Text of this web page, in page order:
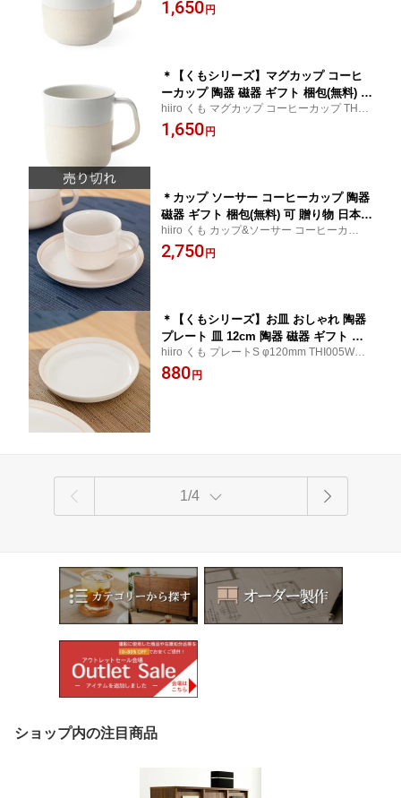
和 食器 hiiro ひいろ くも
ント 誕生日 贈り物 日本製 多治見 和食器
1,650 円
＊【くもシリーズ】マグカップ コーヒ
ーカップ 陶器 磁器 ギフト 梱包(無料) 可
贈り物 日本製 国産 多治見 和 食器 hiiro
ひいろ くも
hiiro くも マグカップ コーヒーカップ THI0
03WH 陶磁器 ギフト 梱包(無料) 可 プレゼ
ント 誕生日 贈り物 日本製 多治見 和食器
1,650 円
＊カップ ソーサー コーヒーカップ 陶器
磁器 ギフト 梱包(無料) 可 贈り物 日本製
国産 多治見 和 食器 hiiro ひいろ くも
hiiro くも カップ&ソーサー コーヒーカップ
THI004WH 陶磁器 ギフト 梱包(無料) 可 プ
レゼント 誕生日 贈り物 日本製 多治見 和食
2,750 円
＊【くもシリーズ】お皿 おしゃれ 陶器
プレート 皿 12cm 陶器 磁器 ギフト 梱
包(無料) 可 贈り物 日本製 国産 多治見
和 食器 hiiro ひいろ くも
hiiro くも プレートS φ120mm THI005WH
陶磁器 ギフト 梱包(無料) 可 プレゼント 誕
生日 贈り物 日本製 多治見 和食器
880 円
1/4
ショップ内の注目商品